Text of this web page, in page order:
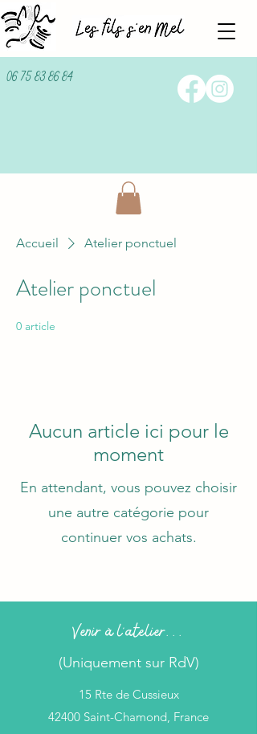
06 75 83 86 84
Accueil Atelier ponctuel
Atelier ponctuel
0 article
Aucun article ici pour le
moment
En attendant, vous pouvez choisir
une autre catégorie pour
continuer vos achats.
Venir à l'atelier...
(Uniquement sur RdV)
15 Rte de Cussieux
42400 Saint-Chamond, France